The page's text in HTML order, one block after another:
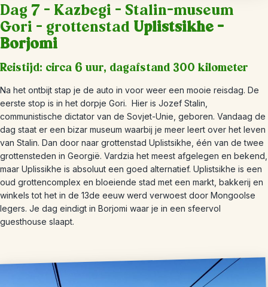
Dag 7 – Kazbegi – Stalin-museum
Gori – grottenstad Uplistsikhe –
Borjomi
Reistijd: circa 6 uur, dagafstand 300 kilometer
Na het ontbijt stap je de auto in voor weer een mooie reisdag. De
eerste stop is in het dorpje Gori. Hier is Jozef Stalin,
communistische dictator van de Sovjet-Unie, geboren. Vandaag de
dag staat er een bizar museum waarbij je meer leert over het leven
van Stalin. Dan door naar grottenstad Uplistsikhe, één van de twee
grottensteden in Georgië. Vardzia het meest afgelegen en bekend,
maar Uplissikhe is absoluut een goed alternatief. Uplistsikhe is een
oud grottencomplex en bloeiende stad met een markt, bakkerij en
winkels tot het in de 13de eeuw werd verwoest door Mongoolse
legers. Je dag eindigt in Borjomi waar je in een sfeervol
guesthouse slaapt.